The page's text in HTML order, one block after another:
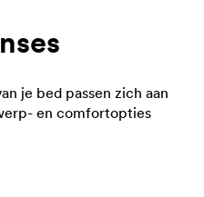
je bed passen zich aan
en comfortopties